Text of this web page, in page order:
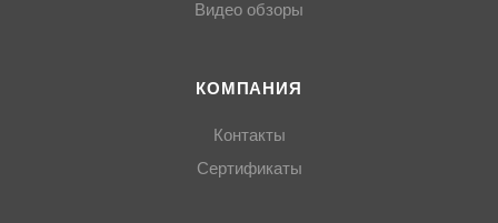
Видео обзоры
КОМПАНИЯ
Контакты
Сертификаты